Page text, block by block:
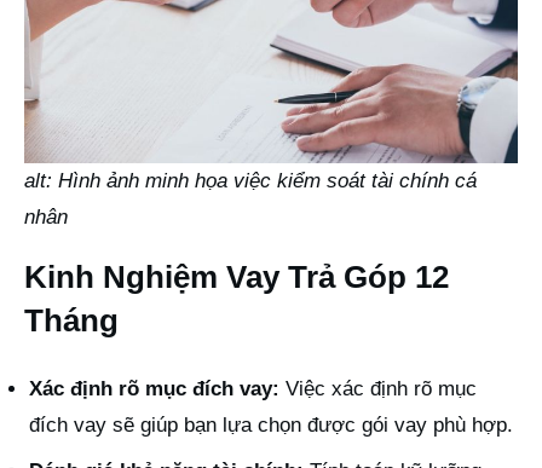
alt: Hình ảnh minh họa việc kiểm soát tài chính cá
nhân
Kinh Nghiệm Vay Trả Góp 12
Tháng
Xác định rõ mục đích vay: Việc xác định rõ mục
đích vay sẽ giúp bạn lựa chọn được gói vay phù hợp.